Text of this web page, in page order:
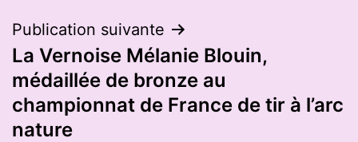
Publication suivante
La Vernoise Mélanie Blouin,
médaillée de bronze au
championnat de France de tir à l’arc
nature